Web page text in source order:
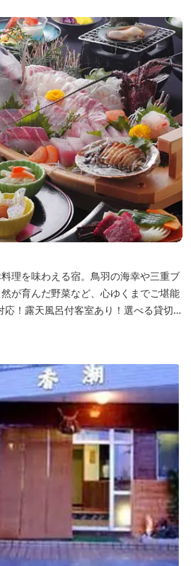
理を味わえる宿。鳥羽の海幸や三重ブ
が育んだ野菜など、心ゆくまでご堪能
応！露天風呂付客室あり！選べる貸切
ースポット石神さん（神明神社）あ
で最短40分！鳥羽十景にも選ばれた千
き...